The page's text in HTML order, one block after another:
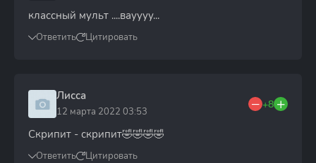
классный мульт ....вауууу...
Ответить Цитировать
Лисса
12 марта 2022 03:53
+8
Скрипит - скрипит🤣🤣🤣🤣
Ответить Цитировать